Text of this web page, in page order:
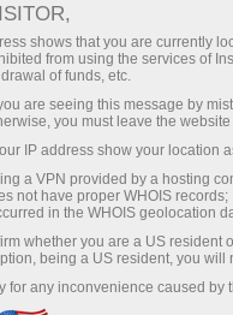
YES OR
Савдо
Демо-
shows that you are currently
from using the services of
of funds, etc.
are seeing this message by
you must leave the
IP address show your location
a VPN provided by a hosting
not have proper WHOIS records;
in the WHOIS geolocation
whether you are a US resident
being a US resident, you
for any inconvenience caused by